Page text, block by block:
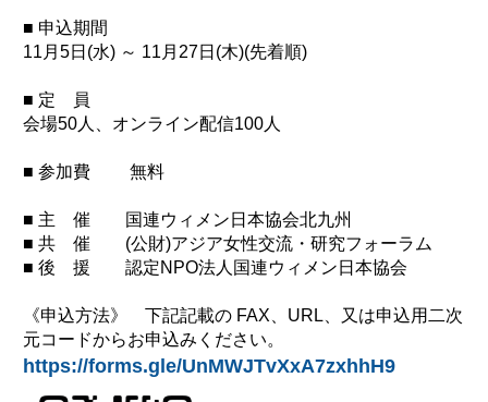
■ 申込期間
11月5日(水) ～ 11月27日(木)(先着順)
■ 定 員
会場50人、オンライン配信100人
■ 参加費 無料
■ 主 催 国連ウィメン日本協会北九州
■ 共 催 (公財)アジア女性交流・研究フォーラム
■ 後 援 認定NPO法人国連ウィメン日本協会
《申込方法》 下記記載の FAX、URL、又は申込用二次
元コードからお申込みください。
https://forms.gle/UnMWJTvXxA7zxhhH9